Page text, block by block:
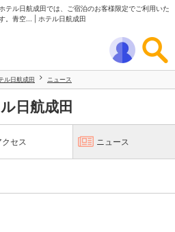
ル日航成田では、ご宿泊のお客様限定でご利用いた
。青空... | ホテル日航成田
ル日航成田 ニュース
日航成田
クセス ニュース